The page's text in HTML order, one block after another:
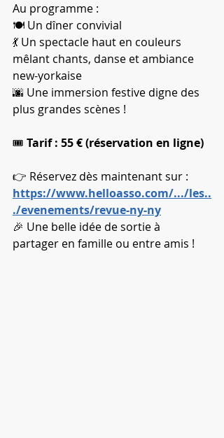
Au programme :
🍽️ Un dîner convivial
💃 Un spectacle haut en couleurs
mêlant chants, danse et ambiance
new-yorkaise
🌆 Une immersion festive digne des
plus grandes scènes !
🎟️ Tarif : 55 € (réservation en ligne)
👉 Réservez dès maintenant sur :
https://www.helloasso.com/.../les..
./evenements/revue-ny-ny
🎉 Une belle idée de sortie à
partager en famille ou entre amis !